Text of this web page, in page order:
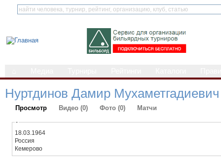
Нуртдинов Дамир
Просмотр Видео (0) Фото (0) Матчи
-
18.03.1964
Россия
Кемерово